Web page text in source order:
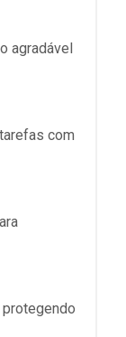
agradável
com